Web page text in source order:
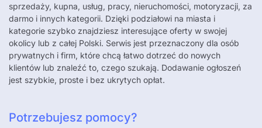
sprzedaży, kupna, usług, pracy, nieruchomości, motoryzacji, za
darmo i innych kategorii. Dzięki podziałowi na miasta i
kategorie szybko znajdziesz interesujące oferty w swojej
okolicy lub z całej Polski. Serwis jest przeznaczony dla osób
prywatnych i firm, które chcą łatwo dotrzeć do nowych
klientów lub znaleźć to, czego szukają. Dodawanie ogłoszeń
jest szybkie, proste i bez ukrytych opłat.
Potrzebujesz pomocy?